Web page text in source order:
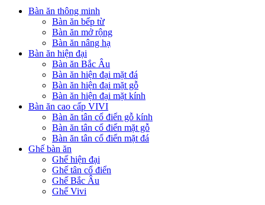
Bàn ăn thông minh
Bàn ăn bếp từ
Bàn ăn mở rộng
Bàn ăn nâng hạ
Bàn ăn hiện đại
Bàn ăn Bắc Âu
Bàn ăn hiện đại mặt đá
Bàn ăn hiện đại mặt gỗ
Bàn ăn hiện đại mặt kính
Bàn ăn cao cấp VIVI
Bàn ăn tân cổ điển gỗ kính
Bàn ăn tân cổ điển mặt gỗ
Bàn ăn tân cổ điển mặt đá
Ghế bàn ăn
Ghế hiện đại
Ghế tân cổ điển
Ghế Bắc Âu
Ghế Vivi